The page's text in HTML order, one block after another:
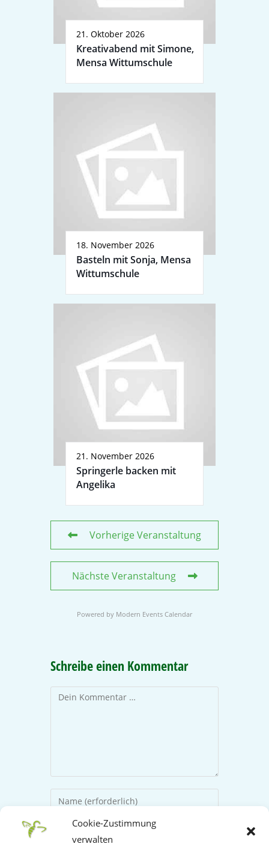
Cookie-Zustimmung
verwalten
21. Oktober 2026
Kreativabend mit Simone,
Mensa Wittumschule
18. November 2026
Basteln mit Sonja, Mensa
Wittumschule
21. November 2026
Springerle backen mit
Angelika
Vorherige Veranstaltung
Nächste Veranstaltung
Powered by Modern Events Calendar
Schreibe einen Kommentar